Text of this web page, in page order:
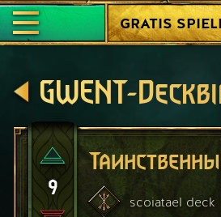
GRATIS
GWENT-
9
scoiatael deck